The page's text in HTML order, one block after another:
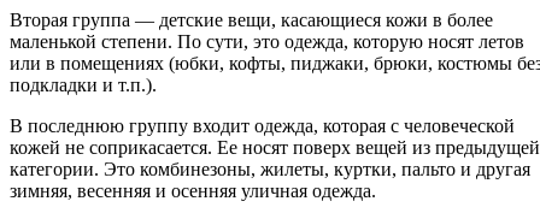
Вторая группа — детские вещи, касающиеся кожи в более
маленькой степени. По сути, это одежда, которую носят летов
или в помещениях (юбки, кофты, пиджаки, брюки, костюмы
подкладки и т.п.).
В последнюю группу входит одежда, которая с человеческой
кожей не соприкасается. Ее носят поверх вещей из предыдущей
категории. Это комбинезоны, жилеты, куртки, пальто и другая
зимняя, весенняя и осенняя уличная одежда.